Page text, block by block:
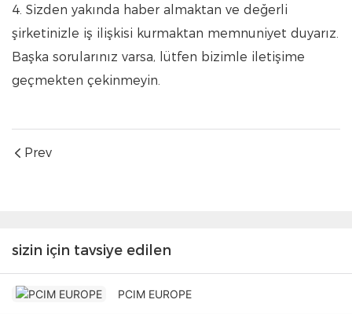
4. Sizden yakında haber almaktan ve değerli
şirketinizle iş ilişkisi kurmaktan memnuniyet duyarız.
Başka sorularınız varsa, lütfen bizimle iletişime
geçmekten çekinmeyin.
Prev
sizin için tavsiye edilen
PCIM EUROPE